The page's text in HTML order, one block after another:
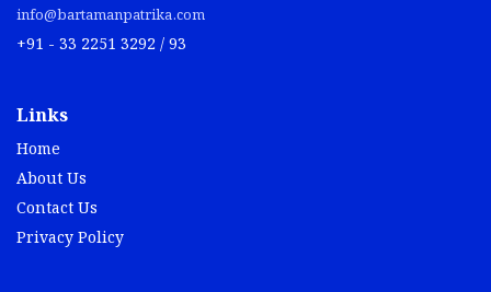
info@bartamanpatrika.com
+91 - 33 2251 3292 / 93
Links
Home
About Us
Contact Us
Privacy Policy